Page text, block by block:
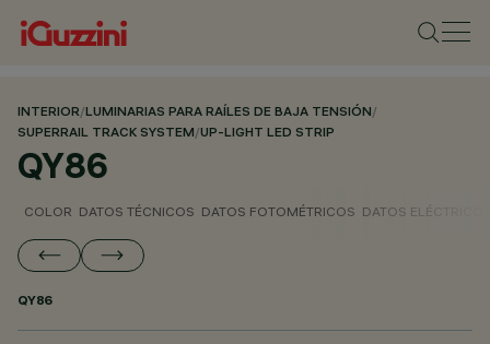
INTERIOR/LUMINARIAS PARA RAÍLES DE BAJA TENSIÓN/
SUPERRAIL TRACK SYSTEM/UP-LIGHT LED STRIP
QY86
COLOR DATOS TÉCNICOS DATOS FOTOMÉTRICOS DATOS
QY86